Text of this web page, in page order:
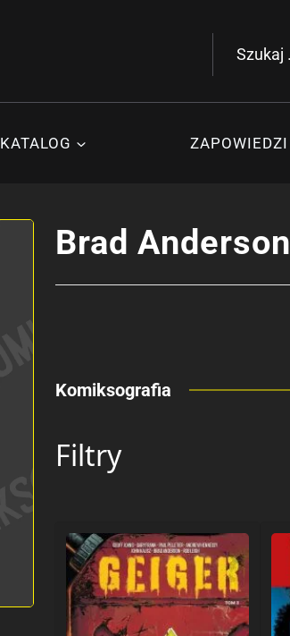
Szukaj:
KATALOG ZAPOWIEDZI
Brad Anderson
Komiksografia
Filtry